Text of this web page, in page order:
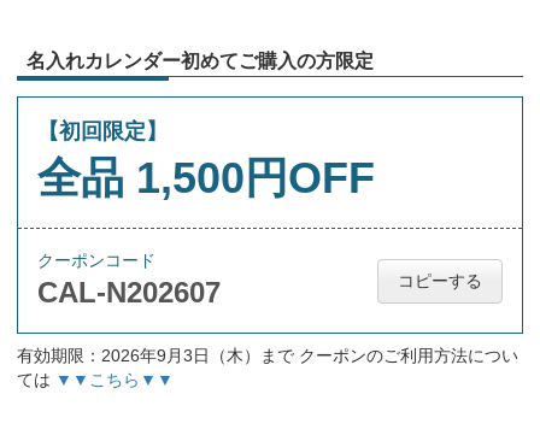
名入れカレンダー初めてご購入の方限定
【初回限定】
全品 1,500円OFF
クーポンコード
CAL-N202607 コピーする
有効期限：2026年9月3日（木）まで クーポンのご利用方法につい
ては ▼▼こちら▼▼